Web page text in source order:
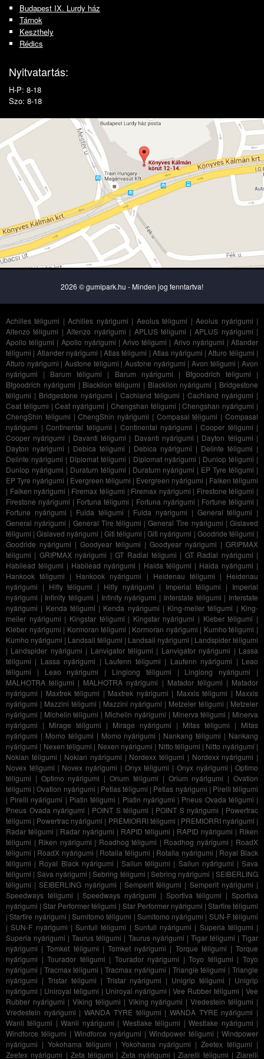
Budapest IX. Lurdy ház
Tárnok
Keszthely
Rédics
Nyitvatartás:
H-P: 8-18
Szo: 8-18
2026 © gumipark.hu - Minden jog fenntartva!
Achilles téligumi |Achilles nyárigumi | Aeolus téligumi |Aeolus nyárigumi |
Altenzo téligumi |Altenzo nyárigumi | APLUS téligumi |APLUS nyárigumi |
Apollo téligumi | Apollo nyárigumi |Arivo téligumi | Arivo nyárigumi |Atlander
téligumi | Atlander nyárigumi | Atlas téligumi |Atlas nyárigumi |Atturo téligumi |
Atturo nyárigumi |Austone téligumi |Austone nyárigumi |Avon téligumi |Avon
nyárigumi | Barum téligumi | Barum nyárigumi | Bfgoodrich téligumi |
Bfgoodrich nyárigumi | Blacklion téligumi | Blacklion nyárigumi | Bridgestone
téligumi | Bridgestone nyárigumi | Cachland téligumi | Cachland nyárigumi |
Ceat téligumi |Ceat nyárigumi | Chengshan téligumi |Chengshan nyárigumi |
ChengShin téligumi |ChengShin nyárigumi | Compasal téligumi |Compasal
nyárigumi | Continental téligumi | Continental nyárigumi | Cooper téligumi |
Cooper nyárigumi | Davanti téligumi | Davanti nyárigumi | Dayton téligumi |
Dayton nyárigumi | Debica téligumi | Debica nyárigumi | Delinte téligumi |
Delinte nyárigumi | Diplomat téligumi | Diplomat nyárigumi | Dunlop téligumi |
Dunlop nyárigumi | Duraturn téligumi | Duraturn nyárigumi | EP Tyre téligumi |
EP Tyre nyárigumi | Evergreen téligumi | Evergreen nyárigumi | Falken téligumi
| Falken nyárigumi | Firemax téligumi | Firemax nyárigumi | Firestone téligumi |
Firestone nyárigumi | Fortuna téligumi | Fortuna nyárigumi | Fortune téligumi |
Fortune nyárigumi | Fulda téligumi | Fulda nyárigumi | General téligumi |
General nyárigumi | General Tire téligumi |General Tire nyárigumi |Gislaved
téligumi |Gislaved nyárigumi | Giti téligumi |Giti nyárigumi | Goodride téligumi |
Goodride nyárigumi | Goodyear téligumi | Goodyear nyárigumi | GRIPMAX
téligumi | GRIPMAX nyárigumi |GT Radial téligumi | GT Radial nyárigumi |
Habilead téligumi | Habilead nyárigumi | Haida téligumi | Haida nyárigumi |
Hankook téligumi | Hankook nyárigumi | Heidenau téligumi | Heidenau
nyárigumi | Hifly téligumi | Hifly nyárigumi | Imperial téligumi | Imperial
nyárigumi | Infinity téligumi | Infinity nyárigumi | Interstate téligumi | Interstate
nyárigumi | Kenda téligumi | Kenda nyárigumi | King-meiler téligumi | King-
meiler nyárigumi | Kingstar téligumi | Kingstar nyárigumi | Kleber téligumi |
Kleber nyárigumi | Kormoran téligumi | Kormoran nyárigumi | Kumho téligumi |
Kumho nyárigumi | Landsail téligumi | Landsail nyárigumi | Landspider téligumi
| Landspider nyárigumi | Lanvigator téligumi | Lanvigator nyárigumi | Lassa
téligumi | Lassa nyárigumi | Laufenn téligumi | Laufenn nyárigumi | Leao
téligumi | Leao nyárigumi | Linglong téligumi | Linglong nyárigumi |
MALHOTRA téligumi | MALHOTRA nyárigumi | Matador téligumi | Matador
nyárigumi | Maxtrek téligumi | Maxtrek nyárigumi | Maxxis téligumi | Maxxis
nyárigumi | Mazzini téligumi | Mazzini nyárigumi | Metzeler téligumi | Metzeler
nyárigumi | Michelin téligumi | Michelin nyárigumi | Minerva téligumi | Minerva
nyárigumi | Mirage téligumi | Mirage nyárigumi | Mitas téligumi | Mitas
nyárigumi | Momo téligumi | Momo nyárigumi | Nankang téligumi | Nankang
nyárigumi | Nexen téligumi | Nexen nyárigumi | Nitto téligumi | Nitto nyárigumi |
Nokian téligumi | Nokian nyárigumi | Nordexx téligumi | Nordexx nyárigumi |
Novex téligumi | Novex nyárigumi | Onyx téligumi | Onyx nyárigumi | Optimo
téligumi | Optimo nyárigumi |Orium téligumi | Orium nyárigumi |Ovation
téligumi |Ovation nyárigumi | Petlas téligumi | Petlas nyárigumi | Pirelli téligumi
| Pirelli nyárigumi | Platin téligumi | Platin nyárigumi | Pneus Ovada téligumi |
Pneus Ovada nyárigumi | POINT S téligumi | POINT S nyárigumi | Powertrac
téligumi | Powertrac nyárigumi | PREMIORRI téligumi | PREMIORRI nyárigumi |
Radar téligumi | Radar nyárigumi | RAPID téligumi | RAPID nyárigumi | Riken
téligumi | Riken nyárigumi | Roadhog téligumi | Roadhog nyárigumi | RoadX
téligumi | RoadX nyárigumi | Rotalla téligumi | Rotalla nyárigumi | Royal Black
téligumi | Royal Black nyárigumi |Sailun téligumi | Sailun nyárigumi |Sava
téligumi | Sava nyárigumi |Sebring téligumi |Sebring nyárigumi |SEIBERLING
téligumi |SEIBERLING nyárigumi |Semperit téligumi | Semperit nyárigumi |
Speedways téligumi |Speedways nyárigumi | Sportiva téligumi |Sportiva
nyárigumi |Star Performer téligumi | Star Performer nyárigumi | Starfire téligumi
|Starfire nyárigumi |Sumitomo téligumi | Sumitomo nyárigumi | SUN-F téligumi
|SUN-F nyárigumi | Sunfull téligumi | Sunfull nyárigumi | Superia téligumi |
Superia nyárigumi |Taurus téligumi | Taurus nyárigumi | Tigar téligumi |Tigar
nyárigumi |Tomket téligumi | Tomket nyárigumi | Torque téligumi |Torque
nyárigumi |Tourador téligumi | Tourador nyárigumi |Toyo téligumi |Toyo
nyárigumi | Tracmax téligumi |Tracmax nyárigumi | Triangle téligumi |Triangle
nyárigumi | Tristar téligumi | Tristar nyárigumi | Unigrip téligumi | Unigrip
nyárigumi | Uniroyal téligumi | Uniroyal nyárigumi |Vee Rubber téligumi |Vee
Rubber nyárigumi | Viking téligumi | Viking nyárigumi |Vredestein téligumi |
Vredestein nyárigumi |WANDA TYRE téligumi | WANDA TYRE nyárigumi |
Wanli téligumi |Wanli nyárigumi | Westlake téligumi |Westlake nyárigumi |
Windforce téligumi | Windforce nyárigumi | Windpower téligumi | Windpower
nyárigumi | Yokohama téligumi | Yokohama nyárigumi |Zeetex téligumi |
Zeetex nyárigumi | Zeta téligumi | Zeta nyárigumi |Ziarelli téligumi | Ziarelli